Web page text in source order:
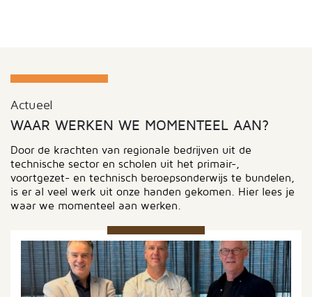
Actueel
WAAR WERKEN WE MOMENTEEL AAN?
Door de krachten van regionale bedrijven uit de
technische sector en scholen uit het primair-,
voortgezet- en technisch beroepsonderwijs te bundelen,
is er al veel werk uit onze handen gekomen. Hier lees je
waar we momenteel aan werken.